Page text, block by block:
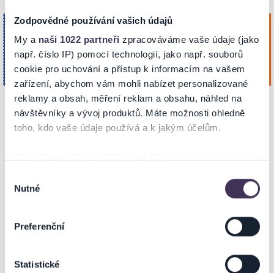
Zodpovědné používání vašich údajů
My a naši 1022 partneři zpracováváme vaše údaje (jako
např. číslo IP) pomocí technologií, jako např. souborů
cookie pro uchování a přístup k informacím na vašem
zařízení, abychom vám mohli nabízet personalizované
reklamy a obsah, měření reklam a obsahu, náhled na
návštěvníky a vývoj produktů. Máte možnosti ohledně
toho, kdo vaše údaje používá a k jakým účelům.
které mohou být přesné na několik metrů
skenování pro konkrétní charakteristiky (otisk prstu)
Zjistěte více o tom, jak zpracováváme vaše osobní
Svůj souhlas můžete kdykoliv změnit nebo odvolat v
souhlasu
Nutné
Preferenční
Statistické
čtvrtek
12
Lis. 2026
20:00
Pan Lynx (Michal Skořepa)
Bounty Rock Cafe
OLOMOUC
Koupit
NA MAPĚ